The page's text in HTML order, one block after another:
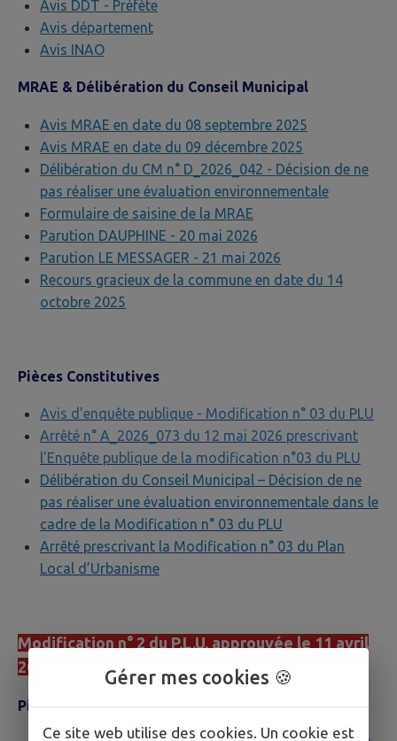
Avis DDT - Préfète
Avis département
Avis INAO
MRAE & Délibération du Conseil Municipal
Avis MRAE en date du 08 septembre 2025
Avis MRAE en date du 09 décembre 2025
Délibération du CM n° D_2026_042 - Décision de ne
pas réaliser une évaluation environnementale
Formulaire de saisine de la MRAE
Parution DAUPHINE - 20 mai 2026
Parution LE MESSAGER - 21 mai 2026
Recours gracieux de la commune en date du 14
octobre 2025
Pièces Constitutives
Avis d'enquête publique - Modification n° 03 du PLU
Arrêté n° A_2026_073 du 12 mai 2026 prescrivant
l'Enquête publique de la modification n°03 du PLU
Délibération du Conseil Municipal – Décision de ne
pas réaliser une évaluation environnementale dans le
cadre de la Modification n° 03 du PLU
Arrêté prescrivant la Modification n° 03 du Plan
Local d’Urbanisme
Modification n° 2 du P.L.U. approuvée le 11 avril
2023
Pièces Constitutives
Gérer mes cookies 🍪
Ce site web utilise des cookies. Un cookie est